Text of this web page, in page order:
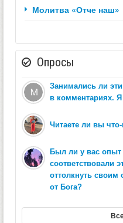
Молитва «Отче наш»
Опросы
Занимались ли
в комментариях. Я
Читаете ли вы
Был ли у вас опыт
соответствовали
оттолкнуть своим
от Бога?